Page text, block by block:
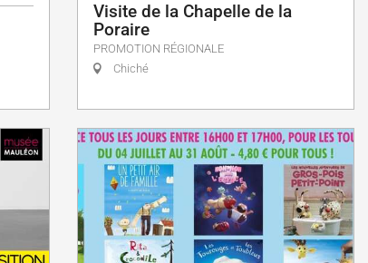
Visite de la Chapelle de la
Poraire
PROMOTION RÉGIONALE
Chiché